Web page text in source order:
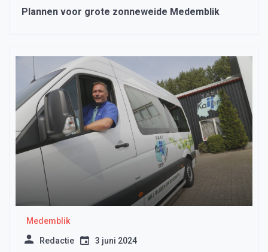
Plannen voor grote zonneweide Medemblik
Medemblik
Redactie 3 juni 2024